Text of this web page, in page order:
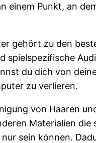
einem Punkt, an
gehört zu den
spielspezifische
du dich von
zu verlieren.
von Haaren
Materialien
sein können.